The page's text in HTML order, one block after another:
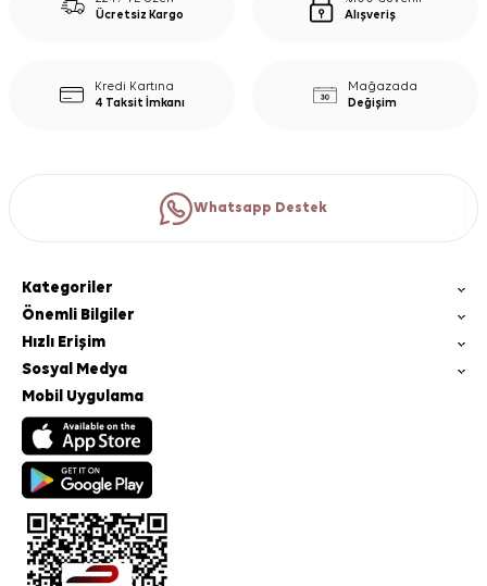
Ücretsiz Kargo
Alışveriş
Kredi Kartına
4 Taksit İmkanı
Mağazada
Değişim
Whatsapp Destek
Kategoriler
Önemli Bilgiler
Hızlı Erişim
Sosyal Medya
Mobil Uygulama